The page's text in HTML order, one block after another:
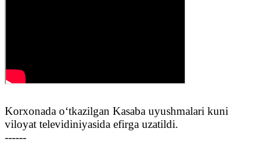
Korxonada o‘tkazilgan Kasaba uyushmalari kuni
viloyat televidiniyasida efirga uzatildi.‌‌
------